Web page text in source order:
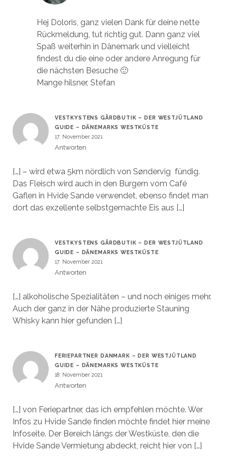
Hej Doloris, ganz vielen Dank für deine nette
Rückmeldung, tut richtig gut. Dann ganz viel
Spaß weiterhin in Dänemark und vielleicht
findest du die eine oder andere Anregung für
die nächsten Besuche 🙂
Mange hilsner, Stefan
VESTKYSTENS GÅRDBUTIK – DER WESTJÜTLAND
GUIDE – DÄNEMARKS WESTKÜSTE
17. November 2021
Antworten
[…] – wird etwa 5km nördlich von Søndervig fündig.
Das Fleisch wird auch in den Burgern vom Café
Gaflen in Hvide Sande verwendet, ebenso findet man
dort das exzellente selbstgemachte Eis aus […]
VESTKYSTENS GÅRDBUTIK – DER WESTJÜTLAND
GUIDE – DÄNEMARKS WESTKÜSTE
17. November 2021
Antworten
[…] alkoholische Spezialitäten – und noch einiges mehr.
Auch der ganz in der Nähe produzierte Stauning
Whisky kann hier gefunden […]
FERIEPARTNER DANMARK – DER WESTJÜTLAND
GUIDE – DÄNEMARKS WESTKÜSTE
18. November 2021
Antworten
[…] von Feriepartner, das ich empfehlen möchte. Wer
Infos zu Hvide Sande finden möchte findet hier meine
Infoseite. Der Bereich längs der Westküste, den die
Hvide Sande Vermietung abdeckt, reicht hier von […]